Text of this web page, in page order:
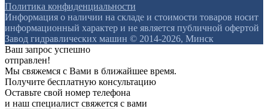
Политика конфиденциальности
Информация о наличии на складе и стоимости товаров носит
информационный характер и не является публичной офертой
Завод гидравлических машин © 2014-2026, Минск
Ваш запрос успешно
отправлен!
Мы свяжемся с Вами в ближайшее время.
Получите бесплатную консультацию
Оставьте свой номер телефона
и наш специалист свяжется с вами